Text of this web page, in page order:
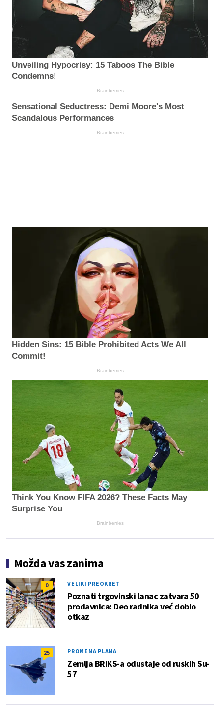
Unveiling Hypocrisy: 15 Taboos The Bible
Condemns!
Brainberries
Sensational Seductress: Demi Moore's Most
Scandalous Performances
Brainberries
Hidden Sins: 15 Bible Prohibited Acts We All
Commit!
Brainberries
Think You Know FIFA 2026? These Facts May
Surprise You
Brainberries
Možda vas zanima
0 VELIKI PREOKRET
Poznati trgovinski lanac zatvara 50
prodavnica: Deo radnika već dobio
otkaz
25 PROMENA PLANA
Zemlja BRIKS-a odustaje od ruskih Su-
57